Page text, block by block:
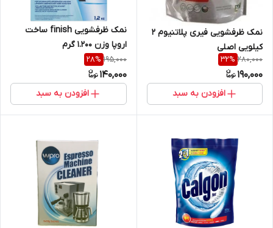
نمک ظرفشویی فیری پلاتنیوم 2
کیلویی اصلی
280,000
32%
190,000
افزودن به سبد
نمک ظرفشویی finish ساخت
اروپا وزن 1.200 گرم
195,000
28%
140,000
افزودن به سبد